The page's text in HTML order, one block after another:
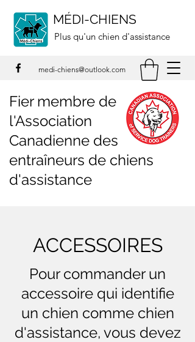
medi-chiens@outlook.com
Fier membre de
l'Association
Canadienne des
entraîneurs de chiens
d'assistance
MÉDI-CHIENS
Plus qu'un chien d'assistance
ACCESSOIRES
Pour commander un
accessoire qui identifie
un chien comme chien
d'assistance, vous devez